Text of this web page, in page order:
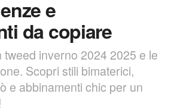
e
da copiare
tweed inverno 2024 2025 e le
Scopri stili bimaterici,
e abbinamenti chic per un